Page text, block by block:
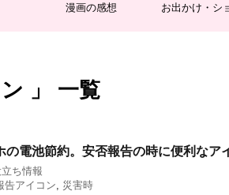
漫画の感想 お出かけ・シ
」 一覧
の電池節約。安否報告の時に便利なア
ち情報
告アイコン
災害時